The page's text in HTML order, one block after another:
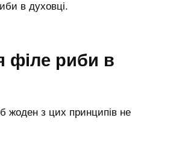
в духовці.
філе риби в
жоден з цих принципів не